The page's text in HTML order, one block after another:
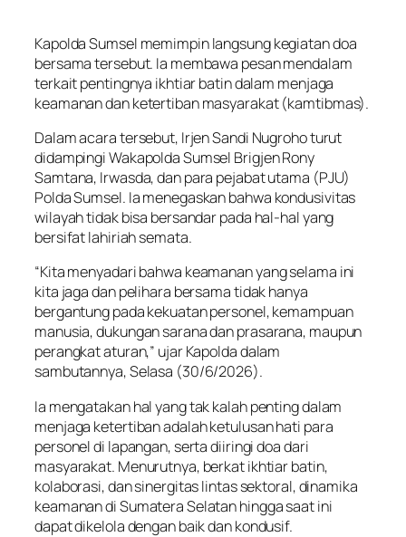
Kapolda Sumsel memimpin langsung kegiatan doa
bersama tersebut. Ia membawa pesan mendalam
terkait pentingnya ikhtiar batin dalam menjaga
keamanan dan ketertiban masyarakat (kamtibmas).
Dalam acara tersebut, Irjen Sandi Nugroho turut
didampingi Wakapolda Sumsel Brigjen Rony
Samtana, Irwasda, dan para pejabat utama (PJU)
Polda Sumsel. Ia menegaskan bahwa kondusivitas
wilayah tidak bisa bersandar pada hal-hal yang
bersifat lahiriah semata.
“Kita menyadari bahwa keamanan yang selama ini
kita jaga dan pelihara bersama tidak hanya
bergantung pada kekuatan personel, kemampuan
manusia, dukungan sarana dan prasarana, maupun
perangkat aturan,” ujar Kapolda dalam
sambutannya, Selasa (30/6/2026).
Ia mengatakan hal yang tak kalah penting dalam
menjaga ketertiban adalah ketulusan hati para
personel di lapangan, serta diiringi doa dari
masyarakat. Menurutnya, berkat ikhtiar batin,
kolaborasi, dan sinergitas lintas sektoral, dinamika
keamanan di Sumatera Selatan hingga saat ini
dapat dikelola dengan baik dan kondusif.